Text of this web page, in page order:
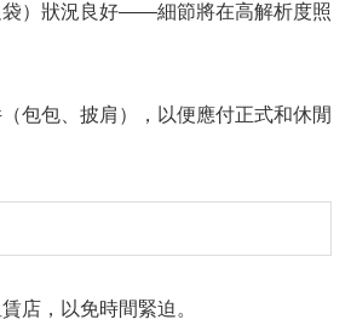
袋）狀況良好——細節將在高解析度照
包包、披肩），以便應付正式和休閒
店，以免時間緊迫。